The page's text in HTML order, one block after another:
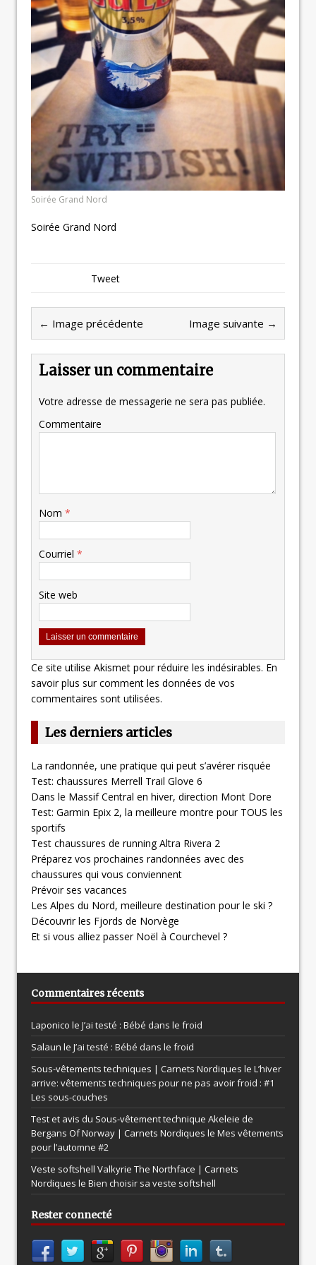
Soirée Grand Nord
Soirée Grand Nord
Tweet
← Image précédente Image suivante →
Laisser un commentaire
Votre adresse de messagerie ne sera pas publiée.
Commentaire
Nom *
Courriel *
Site web
Ce site utilise Akismet pour réduire les indésirables. En
savoir plus sur comment les données de vos
commentaires sont utilisées.
Les derniers articles
La randonnée, une pratique qui peut s’avérer risquée
Test: chaussures Merrell Trail Glove 6
Dans le Massif Central en hiver, direction Mont Dore
Test: Garmin Epix 2, la meilleure montre pour TOUS les
sportifs
Test chaussures de running Altra Rivera 2
Préparez vos prochaines randonnées avec des
chaussures qui vous conviennent
Prévoir ses vacances
Les Alpes du Nord, meilleure destination pour le ski ?
Découvrir les Fjords de Norvège
Et si vous alliez passer Noël à Courchevel ?
Commentaires récents
Laponico le J’ai testé : Bébé dans le froid
Salaun le J’ai testé : Bébé dans le froid
Sous-vêtements techniques | Carnets Nordiques le L’hiver
arrive: vêtements techniques pour ne pas avoir froid : #1
Les sous-couches
Test et avis du Sous-vêtement technique Akeleie de
Bergans Of Norway | Carnets Nordiques le Mes vêtements
pour l’automne #2
Veste softshell Valkyrie The Northface | Carnets
Nordiques le Bien choisir sa veste softshell
Rester connecté